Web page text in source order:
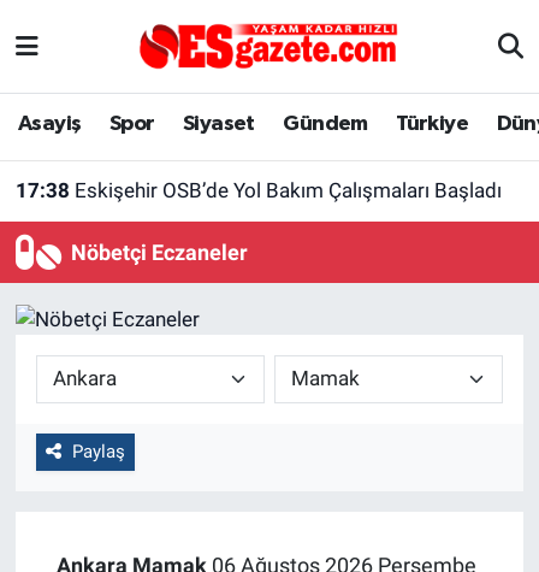
Asayiş Spor Siyaset Gündem Türkiye
17:38 Eskişehir OSB’de Yol Bakım Çalışmaları Başladı
Nöbetçi Eczaneler
Paylaş
Ankara Mamak06 Ağustos 2026 Perşembe
Asayiş
Türkiye
Dünya
Sağlık
Yaşam
Eskişehir Arşivi
Röportaj
Ekonomi
Eskişehir Nöbetçi Eczaneler
Tüm Manşetler
Son Dakika Haberleri
Haber Arşivi